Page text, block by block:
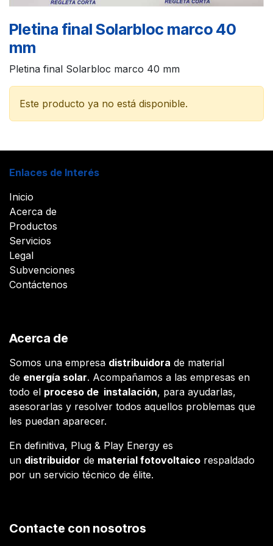
Pletina final Solarbloc marco 40
mm
Pletina final Solarbloc marco 40 mm
Este producto ya no está disponible.
Enlaces de Interés
Inicio
Acerca de
Productos
Servicios
Legal
Subvenciones
Contáctenos
Acerca de
Somos una empresa distribuidora de material
de energía solar. Acompañamos a las empresas en
todo el proceso de instalación, para ayudarlas,
asesorarlas y resolver todos aquellos problemas que
les puedan aparecer.
En definitiva, Plug & Play Energy es
un distribuidor de material fotovoltaico respaldado
por un servicio técnico de élite.
Contacte con nosotros